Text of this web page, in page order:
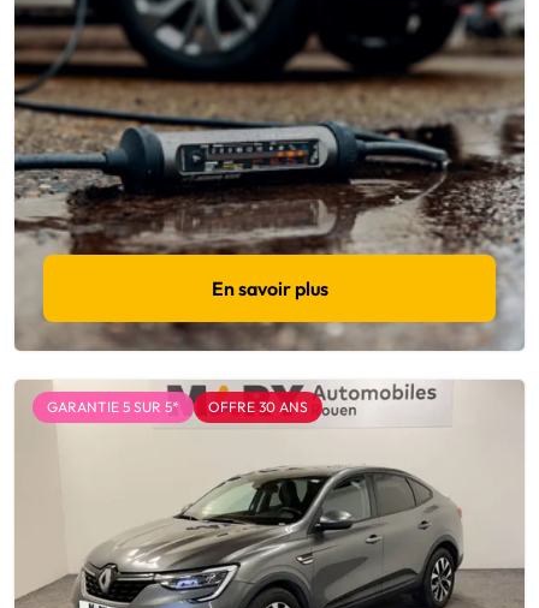
En savoir plus
GARANTIE 5 SUR 5* OFFRE 30 ANS